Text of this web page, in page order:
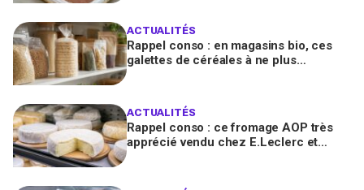
ACTUALITÉS
Rappel conso : en magasins bio, ces
galettes de céréales à ne plus
ACTUALITÉS
Rappel conso : ce fromage AOP très
apprécié vendu chez E.Leclerc et